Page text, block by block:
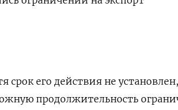
срок его действия не установлен,
продолжительность